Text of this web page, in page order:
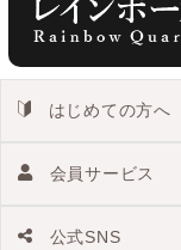
はじめての方へ
会員サービス
公式SNS